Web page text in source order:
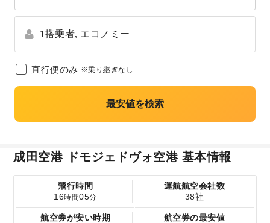
1搭乗者, エコノミー
直行便のみ ※乗り継ぎなし
最安値を検索
成田空港 ドモジェドヴォ空港 基本情報
飛行時間
16時間05分
運航航空会社数
38社
航空券が安い時期
航空券の最安値